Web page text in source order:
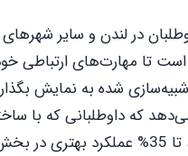
در لندن و سایر
تا مهارت‌های ارتباطی
شده به نمایش
که داوطلبانی که با
هستند، تا 35% عملکرد بهتری